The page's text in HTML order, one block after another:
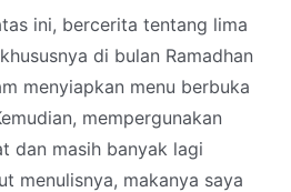
ini, bercerita tentang lima
di bulan Ramadhan
menyiapkan menu berbuka
mempergunakan
dan masih banyak lagi
menulisnya, makanya saya